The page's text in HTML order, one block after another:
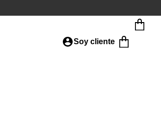
Soy cliente